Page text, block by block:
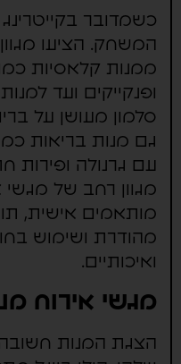
כשמדובר בקייטרינג
המשחק. הציעו
ממנות קלאסיות כמו
ופנקייקים ועד
סלמון מעושן על
גם מנות בריאות כמו
עם גרנולה ופירות
מגוון רחב של מגשי
מותאמים אישית,
מהודרת ושימוש
ואיכותיים.
מגשי אירוח
הצגת המנות